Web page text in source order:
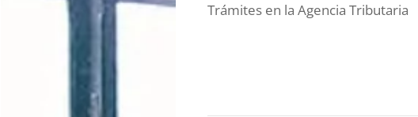
Trámites en la Agencia Tributaria